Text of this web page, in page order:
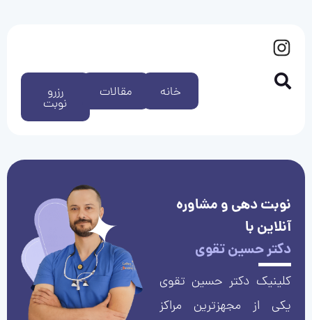
رزرو
نوبت
مقالات خانه
نوبت دهی و مشاوره
آنلاین با
دکتر حسین تقوی
کلینیک دکتر حسین تقوی
یکی از مجهزترین مراکز